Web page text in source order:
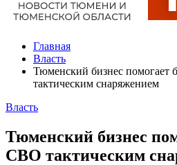
Главная
Власть
Тюменский бизнес
тактическим снаряжением
Власть
Тюменский бизнес
СВО тактическим